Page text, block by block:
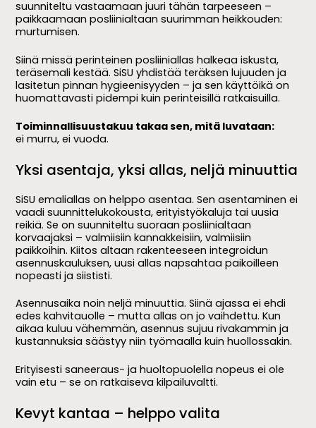
suunniteltu vastaamaan juuri tähän tarpeeseen –
paikkaamaan posliinialtaan suurimman heikkouden:
murtumisen.
Siinä missä perinteinen posliiniallas halkeaa iskusta,
teräsemali kestää. SiSU yhdistää teräksen lujuuden ja
lasitetun pinnan hygieenisyyden – ja sen käyttöikä on
huomattavasti pidempi kuin perinteisillä ratkaisuilla.
Toiminnallisuustakuu takaa sen, mitä luvataan:
ei murru, ei vuoda.
Yksi asentaja, yksi allas, neljä minuuttia
SiSU emaliallas on helppo asentaa. Sen asentaminen ei
vaadi suunnittelukokousta, erityistyökaluja tai uusia
reikiä. Se on suunniteltu suoraan posliinialtaan
korvaajaksi – valmiisiin kannakkeisiin, valmiisiin
paikkoihin. Kiitos altaan rakenteeseen integroidun
asennuskauluksen, uusi allas napsahtaa paikoilleen
nopeasti ja siististi.
Asennusaika noin neljä minuuttia. Siinä ajassa ei ehdi
edes kahvitauolle – mutta allas on jo vaihdettu. Kun
aikaa kuluu vähemmän, asennus sujuu rivakammin ja
kustannuksia säästyy niin työmaalla kuin huollossakin.
Erityisesti saneeraus- ja huoltopuolella nopeus ei ole
vain etu – se on ratkaiseva kilpailuvaltti.
Kevyt kantaa – helppo valita